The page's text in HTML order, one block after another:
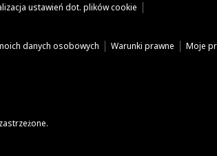
ustawień dot. plików cookie
danych osobowych Warunki prawne Moje